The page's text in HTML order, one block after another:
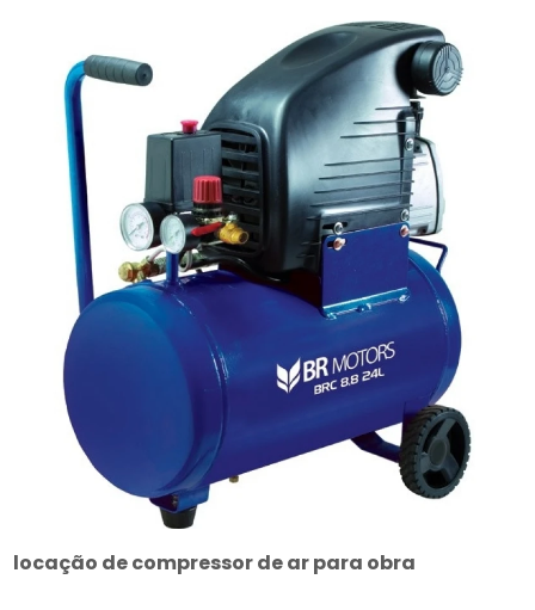
locação de compressor de ar para obra